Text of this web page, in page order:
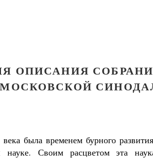
ОПИСАНИЯ
МОСКОВСКОЙ
была временем бурного
науке. Своим расцветом эта